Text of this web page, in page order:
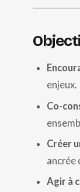
enjeux.
Co-
Créer
ancrée
Agir à